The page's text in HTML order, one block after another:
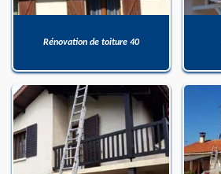
Rénovation de toiture 40